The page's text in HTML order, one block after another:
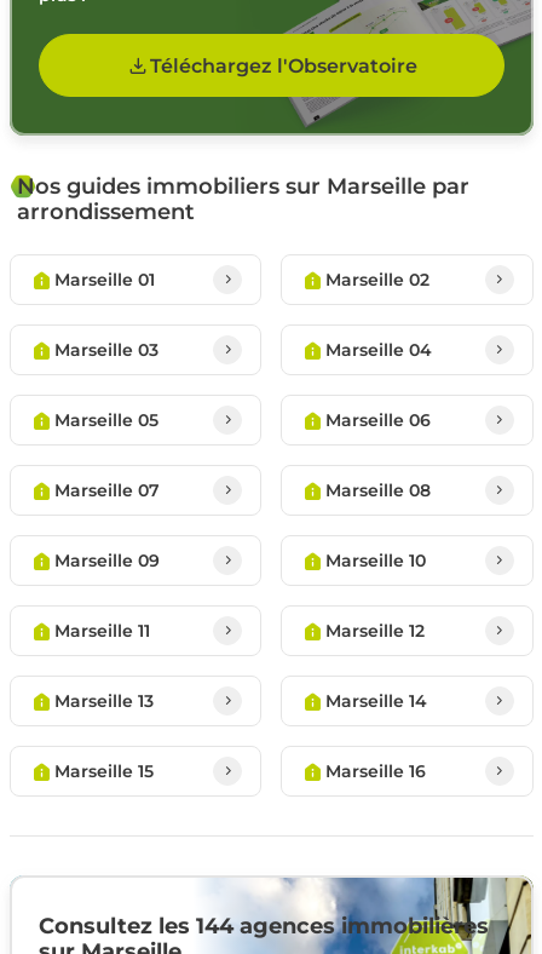
Téléchargez l'Observatoire
Nos guides immobiliers sur Marseille par
arrondissement
Marseille 01 Marseille 02
Marseille 03 Marseille 04
Marseille 05 Marseille 06
Marseille 07 Marseille 08
Marseille 09 Marseille 10
Marseille 11 Marseille 12
Marseille 13 Marseille 14
Marseille 15 Marseille 16
Consultez les 144 agences immobilières